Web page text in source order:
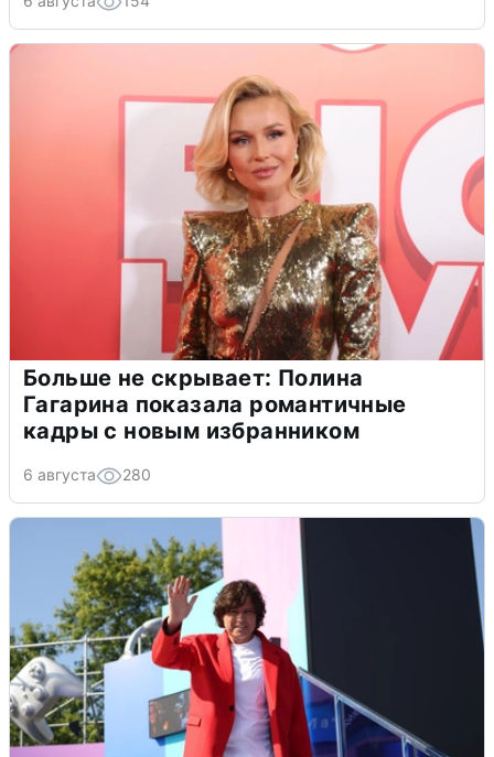
Больше не скрывает: Полина
Гагарина показала романтичные
кадры с новым избранником
6 августа 280